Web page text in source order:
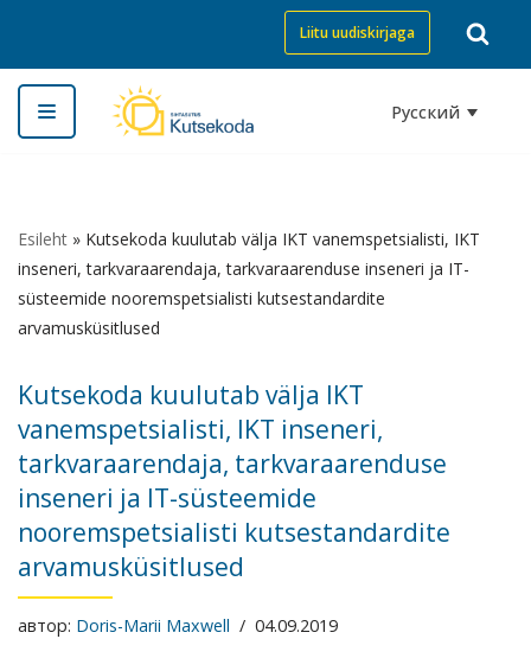
Перейти
к
содержимому
Liitu uudiskirjaga
Русский
Esileht » Kutsekoda kuulutab välja IKT vanemspetsialisti, IKT
inseneri, tarkvaraarendaja, tarkvaraarenduse inseneri ja IT-
süsteemide nooremspetsialisti kutsestandardite
arvamusküsitlused
Kutsekoda kuulutab välja IKT
vanemspetsialisti, IKT inseneri,
tarkvaraarendaja, tarkvaraarenduse
inseneri ja IT-süsteemide
nooremspetsialisti kutsestandardite
arvamusküsitlused
автор: Doris-Marii Maxwell 04.09.2019